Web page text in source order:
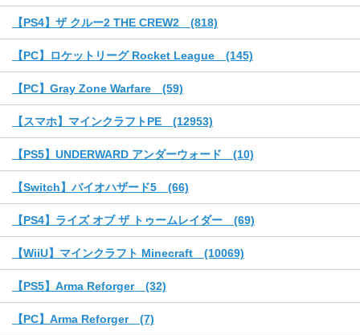
【PS4】ザ クルー2 THE CREW2 (818)
【PC】ロケットリーグ Rocket League (145)
【PC】Gray Zone Warfare (59)
【スマホ】マインクラフトPE (12953)
【PS5】UNDERWARD アンダーウォード (10)
【Switch】バイオハザード5 (66)
【PS4】ライズ オブ ザ トゥームレイダー (69)
【WiiU】マインクラフト Minecraft (10069)
【PS5】Arma Reforger (32)
【PC】Arma Reforger (7)